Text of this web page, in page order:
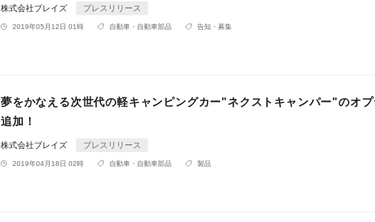
株式会社ブレイズ プレスリリース
2019年05月12日 01時 自動車・自動車部品 告知・募集
夢をかなえる次世代の軽キャンピングカー"ネクストキャンパー"のオ
追加！
株式会社ブレイズ プレスリリース
2019年04月18日 02時 自動車・自動車部品 製品